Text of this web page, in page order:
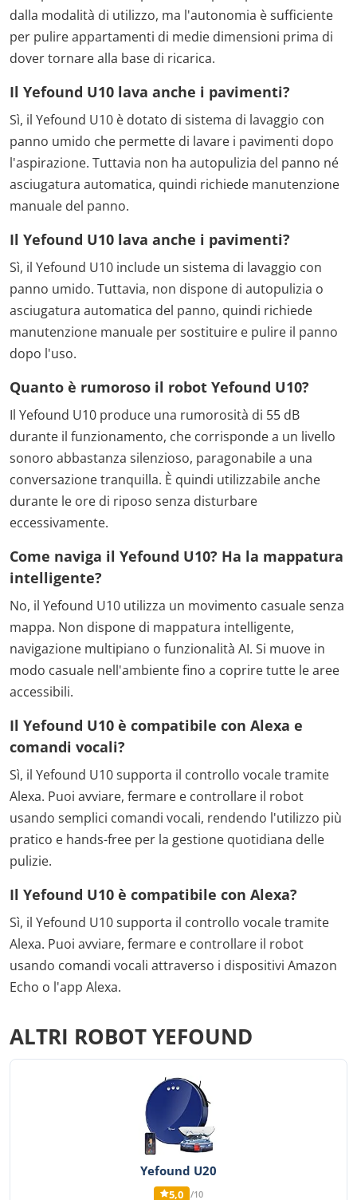
dalla modalità di utilizzo, ma l'autonomia è sufficiente
per pulire appartamenti di medie dimensioni prima di
dover tornare alla base di ricarica.
Il Yefound U10 lava anche i pavimenti?
Sì, il Yefound U10 è dotato di sistema di lavaggio con
panno umido che permette di lavare i pavimenti dopo
l'aspirazione. Tuttavia non ha autopulizia del panno né
asciugatura automatica, quindi richiede manutenzione
manuale del panno.
Il Yefound U10 lava anche i pavimenti?
Sì, il Yefound U10 include un sistema di lavaggio con
panno umido. Tuttavia, non dispone di autopulizia o
asciugatura automatica del panno, quindi richiede
manutenzione manuale per sostituire e pulire il panno
dopo l'uso.
Quanto è rumoroso il robot Yefound U10?
Il Yefound U10 produce una rumorosità di 55 dB
durante il funzionamento, che corrisponde a un livello
sonoro abbastanza silenzioso, paragonabile a una
conversazione tranquilla. È quindi utilizzabile anche
durante le ore di riposo senza disturbare
eccessivamente.
Come naviga il Yefound U10? Ha la mappatura
intelligente?
No, il Yefound U10 utilizza un movimento casuale senza
mappa. Non dispone di mappatura intelligente,
navigazione multipiano o funzionalità AI. Si muove in
modo casuale nell'ambiente fino a coprire tutte le aree
accessibili.
Il Yefound U10 è compatibile con Alexa e
comandi vocali?
Sì, il Yefound U10 supporta il controllo vocale tramite
Alexa. Puoi avviare, fermare e controllare il robot
usando semplici comandi vocali, rendendo l'utilizzo più
pratico e hands-free per la gestione quotidiana delle
pulizie.
Il Yefound U10 è compatibile con Alexa?
Sì, il Yefound U10 supporta il controllo vocale tramite
Alexa. Puoi avviare, fermare e controllare il robot
usando comandi vocali attraverso i dispositivi Amazon
Echo o l'app Alexa.
ALTRI ROBOT YEFOUND
Yefound U20
5,0 /10